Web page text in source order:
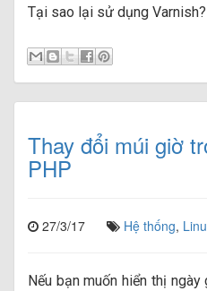
Tại sao lại sử dụng Varnish?
Thay đổi múi giờ
PHP
27/3/17 Hệ thống,
Nếu bạn muốn hiển thị